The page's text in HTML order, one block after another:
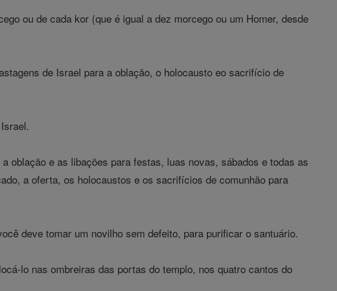
ou de cada kor (que é igual a dez morcego ou um Homer, desde
de Israel para a oblação, o holocausto eo sacrifício de
oblação e as libações para festas, luas novas, sábados e todas as
a oferta, os holocaustos e os sacrifícios de comunhão para
deve tomar um novilho sem defeito, para purificar o santuário.
lo nas ombreiras das portas do templo, nos quatro cantos do